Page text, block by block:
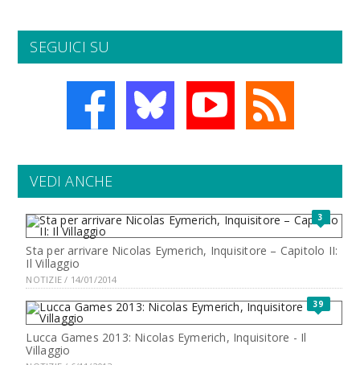
SEGUICI SU
VEDI ANCHE
3
Sta per arrivare Nicolas Eymerich, Inquisitore – Capitolo II:
Il Villaggio
NOTIZIE / 14/01/2014
39
Lucca Games 2013: Nicolas Eymerich, Inquisitore - Il
Villaggio